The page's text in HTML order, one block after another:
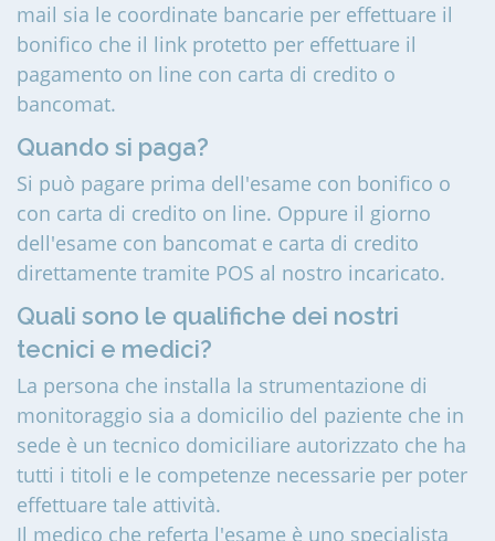
mail sia le coordinate bancarie per effettuare il
bonifico che il link protetto per effettuare il
pagamento on line con carta di credito o
bancomat.
Quando si paga?
Si può pagare prima dell'esame con bonifico o
con carta di credito on line. Oppure il giorno
dell'esame con bancomat e carta di credito
direttamente tramite POS al nostro incaricato.
Quali sono le qualifiche dei nostri
tecnici e medici?
La persona che installa la strumentazione di
monitoraggio sia a domicilio del paziente che in
sede è un tecnico domiciliare autorizzato che ha
tutti i titoli e le competenze necessarie per poter
effettuare tale attività.
Il medico che referta l'esame è uno specialista